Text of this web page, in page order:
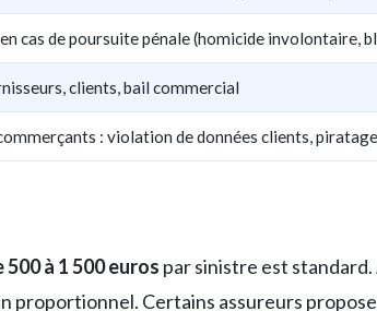
cas de poursuite pénale (homicide involontaire,
clients, bail commercial
: violation de données clients, piratage
à 1 500 euros par sinistre est
proportionnel. Certains assureurs